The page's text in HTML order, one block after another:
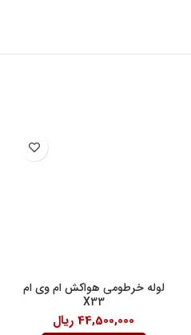
لوله خرطومی هواکش ام وی ام
X33
44,500,000 ریال